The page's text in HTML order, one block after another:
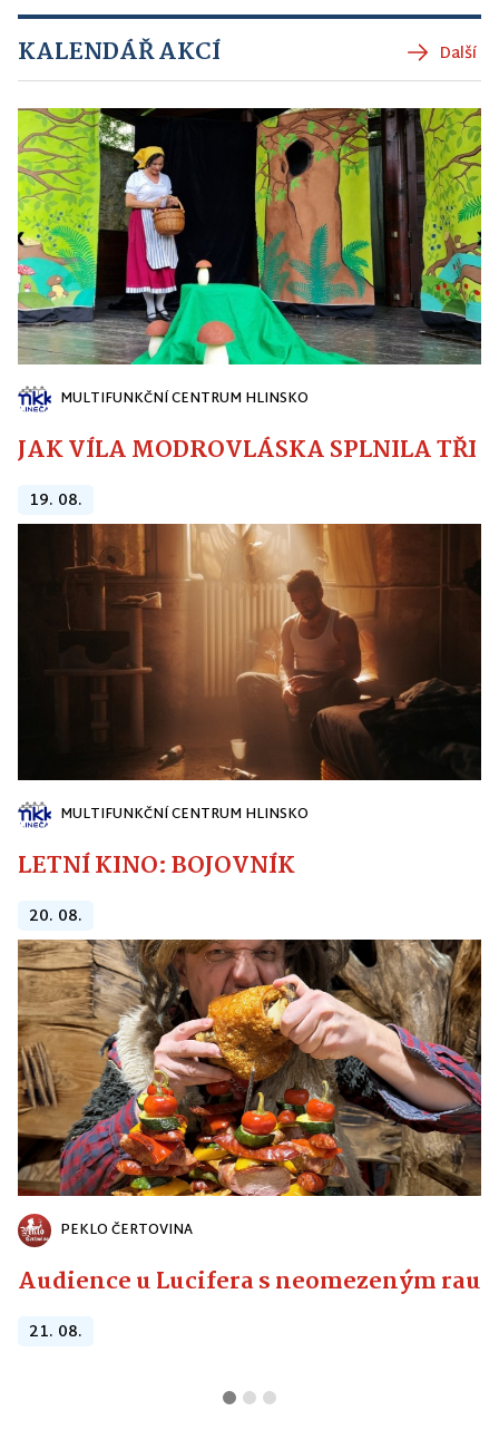
KALENDÁŘ AKCÍ Další
MULTIFUNKČNÍ CENTRUM HLINSKO
JAK VÍLA MODROVLÁSKA SPLNILA
19. 08.
MULTIFUNKČNÍ CENTRUM HLINSKO
LETNÍ KINO: BOJOVNÍK
20. 08.
PEKLO ČERTOVINA
Audience u Lucifera s neomezeným
21. 08.